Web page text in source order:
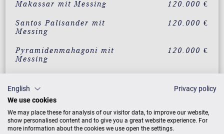
Makassar mit Messing 120.000 €
Santos Palisander mit
Messing
120.000 €
Pyramidenmahagoni mit
Messing
120.000 €
Chippendale
Pyramidenmahagoni
Chippendale mit Messing
English
Privacy policy
We use cookies
We may place these for analysis of our visitor data, to improve our website,
show personalised content and to give you a great website experience. For
more information about the cookies we use open the settings.